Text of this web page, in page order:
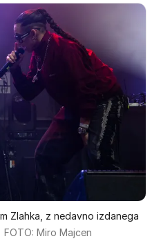
Zlahka, z nedavno izdanega
FOTO: Miro Majcen